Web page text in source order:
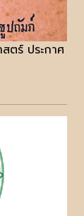
ตร์ ประกาศ